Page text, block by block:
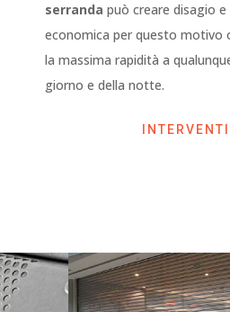
serranda può creare disagio
economica per questo motivo
la massima rapidità a
giorno e della notte.